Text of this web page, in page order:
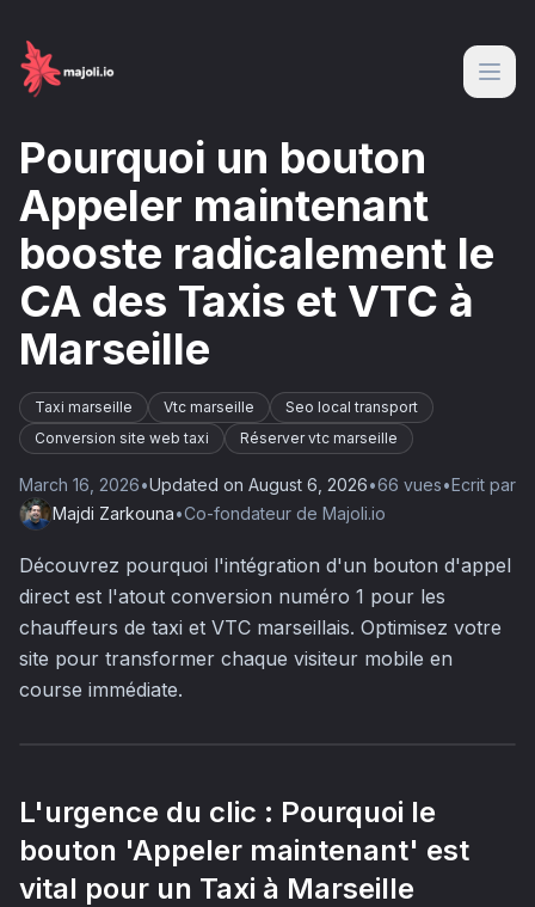
Pourquoi un bouton
Appeler maintenant
booste radicalement le
CA des Taxis et VTC à
Marseille
Taxi marseille Vtc marseille
Seo local transport
Conversion site web taxi
Réserver vtc marseille
March 16, 2026•Updated on August 6, 2026•66 vues•Ecrit par
Majdi Zarkouna•Co-fondateur de Majoli.io
Découvrez pourquoi l'intégration d'un bouton d'appel
direct est l'atout conversion numéro 1 pour les
chauffeurs de taxi et VTC marseillais. Optimisez votre
site pour transformer chaque visiteur mobile en
course immédiate.
L'urgence du clic : Pourquoi le
bouton 'Appeler maintenant' est
vital pour un Taxi à Marseille